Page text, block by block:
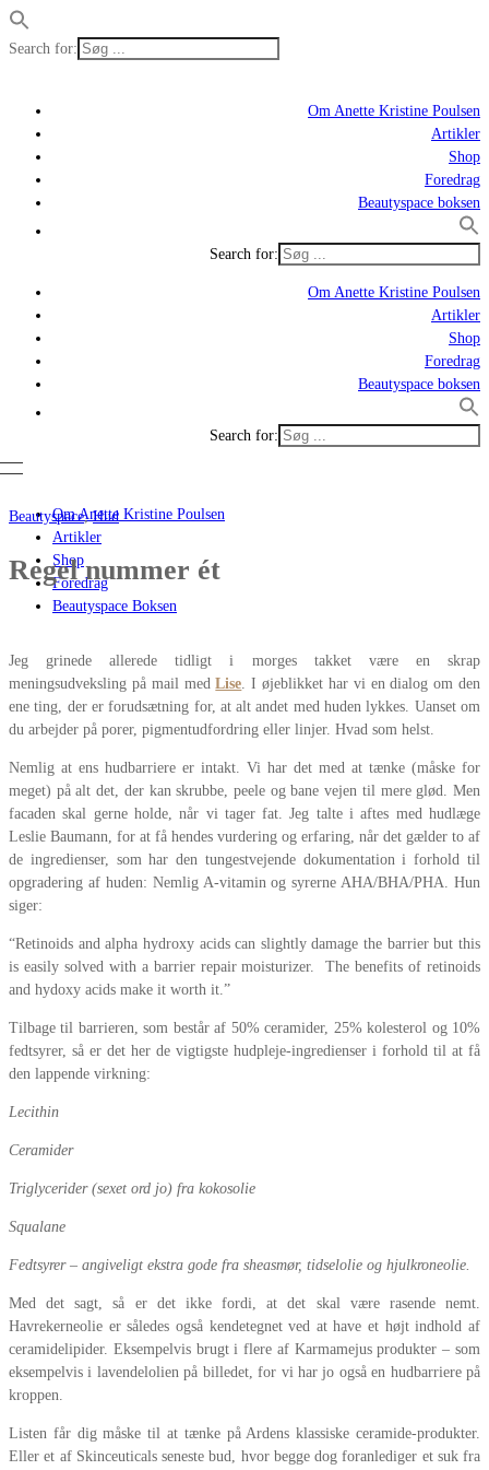
Search for:
Om Anette Kristine Poulsen
Artikler
Shop
Foredrag
Beautyspace boksen
Search for:
Om Anette Kristine Poulsen
Artikler
Shop
Foredrag
Beautyspace boksen
Search for:
Om Anette Kristine Poulsen
Artikler
Shop
Foredrag
Beautyspace Boksen
Beautyspace,Hud
Regel nummer ét
Jeg grinede allerede tidligt i morges takket være en skrap
meningsudveksling på mail medLise. I øjeblikket har vi en dialog om den
ene ting, der er forudsætning for, at alt andet med huden lykkes. Uanset om
du arbejder på porer, pigmentudfordring eller linjer. Hvad som helst.
Nemlig at ens hudbarriere er intakt. Vi har det med at tænke (måske for
meget) på alt det, der kan skrubbe, peele og bane vejen til mere glød. Men
facaden skal gerne holde, når vi tager fat. Jeg talte i aftes med hudlæge
Leslie Baumann, for at få hendes vurdering og erfaring, når det gælder to af
de ingredienser, som har den tungestvejende dokumentation i forhold til
opgradering af huden: Nemlig A-vitamin og syrerne AHA/BHA/PHA. Hun
siger:
“Retinoids and alpha hydroxy acids can slightly damage the barrier but this
is easily solved with a barrier repair moisturizer. The benefits of retinoids
and hydoxy acids make it worth it.”
Tilbage til barrieren, som består af 50% ceramider, 25% kolesterol og 10%
fedtsyrer, så er det her de vigtigste hudpleje-ingredienser i forhold til at få
den lappende virkning:
Lecithin
Ceramider
Triglycerider (sexet ord jo) fra kokosolie
Squalane
Fedtsyrer – angiveligt ekstra gode fra sheasmør, tidselolie og hjulkroneolie.
Med det sagt, så er det ikke fordi, at det skal være rasende nemt.
Havrekerneolie er således også kendetegnet ved at have et højt indhold af
ceramidelipider. Eksempelvis brugt i flere af Karmamejus produkter – som
eksempelvis i lavendelolien på billedet, for vi har jo også en hudbarriere på
kroppen.
Listen får dig måske til at tænke på Ardens klassiske ceramide-produkter.
Eller et af Skinceuticals seneste bud, hvor begge dog foranlediger et suk fra